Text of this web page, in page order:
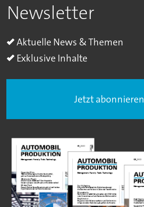
Newsletter
Aktuelle News & Themen
Exklusive Inhalte
Jetzt abonnieren